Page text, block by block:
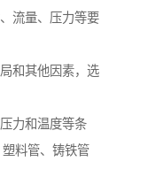
流量、压力等要
和其他因素，选
力和温度等条
料管、铸铁管